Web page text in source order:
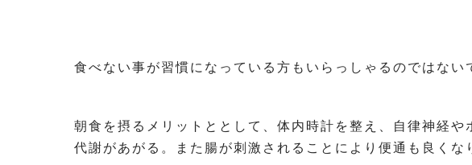
食べない事が習慣になっている方もいらっしゃるのではない
朝食を摂るメリットととして、体内時計を整え、自律神経や
代謝があがる。また腸が刺激されることにより便通も良くな